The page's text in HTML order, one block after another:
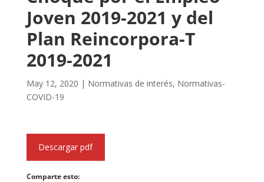
Joven 2019-2021 y del
Plan Reincorpora-T
2019-2021
May 12, 2020 | Normativas de interés, Normativas-
COVID-19
Descargar pdf
Comparte esto: